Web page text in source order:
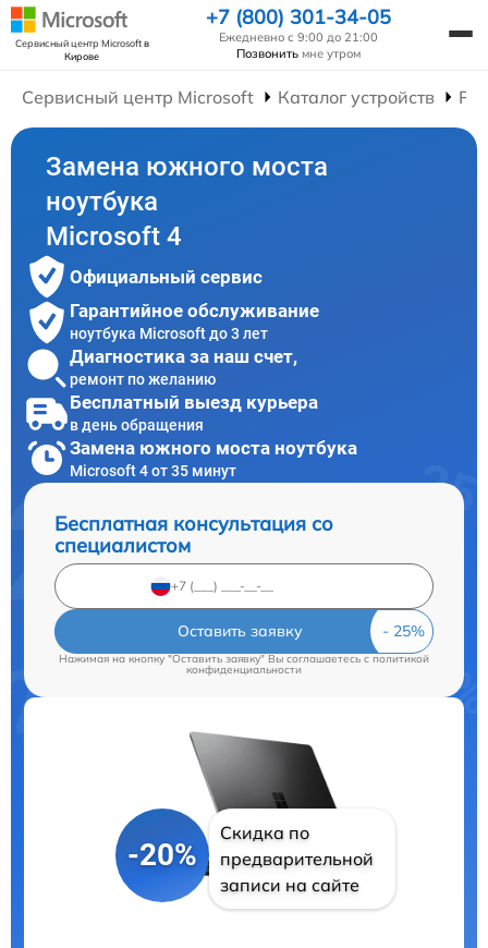
Сервисный центр Microsoftв
Кирове
+7 (800) 301-34-05
Ежедневно с 9:00 до 21:00
Позвонить мне утром
Сервисный центр Microsoft Каталог устройств
Замена южного моста
ноутбука
Microsoft 4
Официальный сервис
Гарантийное обслуживание
ноутбука Microsoft до 3 лет
Диагностика за наш счет,
ремонт по желанию
Бесплатный выезд курьера
в день обращения
Замена южного моста ноутбука
Microsoft 4 от 35 минут
Бесплатная консультация со
специалистом
Оставить заявку
Нажимая на кнопку "Оставить заявку" Вы соглашаетесь cполитикой
конфиденциальности
-20%
Скидка по
предварительной
записи на сайте